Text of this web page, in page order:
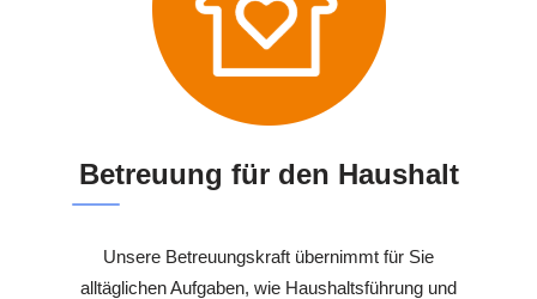
Betreuung für den Haushalt
Unsere Betreuungskraft übernimmt für Sie
alltäglichen Aufgaben, wie Haushaltsführung und